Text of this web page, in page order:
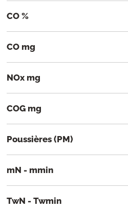
CO %
CO mg
NOx mg
COG mg
Poussières (PM)
mN - mmin
TwN - Twmin